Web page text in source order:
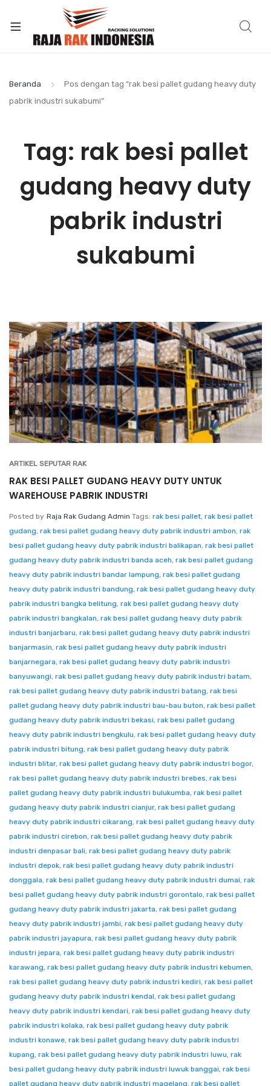
Beranda
Pos dengan tag “rak besi pallet gudang heavy duty
pabrik industri sukabumi”
Tag: rak besi pallet
gudang heavy duty
pabrik industri
sukabumi
ARTIKEL SEPUTAR RAK
RAK BESI PALLET GUDANG HEAVY DUTY UNTUK
WAREHOUSE PABRIK INDUSTRI
Posted by Raja Rak Gudang Admin Tags: rak besi pallet, rak besi pallet
gudang, rak besi pallet gudang heavy duty pabrik industri ambon, rak
besi pallet gudang heavy duty pabrik industri balikapan, rak besi pallet
gudang heavy duty pabrik industri banda aceh, rak besi pallet gudang
heavy duty pabrik industri bandar lampung, rak besi pallet gudang
heavy duty pabrik industri bandung, rak besi pallet gudang heavy duty
pabrik industri bangka belitung, rak besi pallet gudang heavy duty
pabrik industri bangkalan, rak besi pallet gudang heavy duty pabrik
industri banjarbaru, rak besi pallet gudang heavy duty pabrik industri
banjarmasin, rak besi pallet gudang heavy duty pabrik industri
banjarnegara, rak besi pallet gudang heavy duty pabrik industri
banyuwangi, rak besi pallet gudang heavy duty pabrik industri batam,
rak besi pallet gudang heavy duty pabrik industri batang, rak besi
pallet gudang heavy duty pabrik industri bau-bau buton, rak besi pallet
gudang heavy duty pabrik industri bekasi, rak besi pallet gudang
heavy duty pabrik industri bengkulu, rak besi pallet gudang heavy duty
pabrik industri bitung, rak besi pallet gudang heavy duty pabrik
industri blitar, rak besi pallet gudang heavy duty pabrik industri bogor,
rak besi pallet gudang heavy duty pabrik industri brebes, rak besi
pallet gudang heavy duty pabrik industri bulukumba, rak besi pallet
gudang heavy duty pabrik industri cianjur, rak besi pallet gudang
heavy duty pabrik industri cikarang, rak besi pallet gudang heavy duty
pabrik industri cirebon, rak besi pallet gudang heavy duty pabrik
industri denpasar bali, rak besi pallet gudang heavy duty pabrik
industri depok, rak besi pallet gudang heavy duty pabrik industri
donggala, rak besi pallet gudang heavy duty pabrik industri dumai, rak
besi pallet gudang heavy duty pabrik industri gorontalo, rak besi pallet
gudang heavy duty pabrik industri jakarta, rak besi pallet gudang
heavy duty pabrik industri jambi, rak besi pallet gudang heavy duty
pabrik industri jayapura, rak besi pallet gudang heavy duty pabrik
industri jepara, rak besi pallet gudang heavy duty pabrik industri
karawang, rak besi pallet gudang heavy duty pabrik industri kebumen,
rak besi pallet gudang heavy duty pabrik industri kediri, rak besi pallet
gudang heavy duty pabrik industri kendal, rak besi pallet gudang
heavy duty pabrik industri kendari, rak besi pallet gudang heavy duty
pabrik industri kolaka, rak besi pallet gudang heavy duty pabrik
industri konawe, rak besi pallet gudang heavy duty pabrik industri
kupang, rak besi pallet gudang heavy duty pabrik industri luwu, rak
besi pallet gudang heavy duty pabrik industri luwuk banggai, rak besi
pallet gudang heavy duty pabrik industri magelang, rak besi pallet